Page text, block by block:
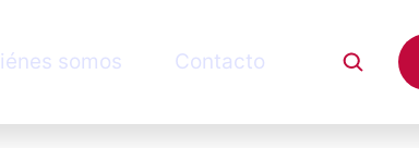
somos Contacto